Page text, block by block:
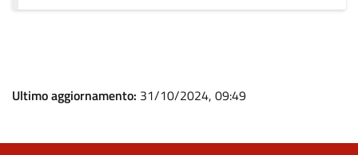
Ultimo aggiornamento: 31/10/2024, 09:49